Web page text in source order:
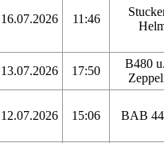
16.07.2026 11:46
13.07.2026 17:50
B480
12.07.2026 15:06 BAB